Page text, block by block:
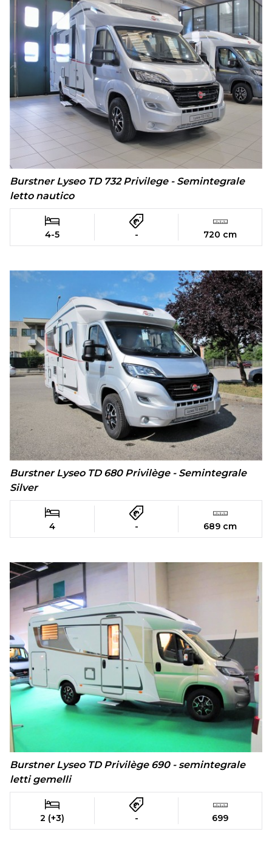
Burstner Lyseo TD 732 Privilege - Semintegrale
letto nautico
4-5 - 720 cm
Burstner Lyseo TD 680 Privilège - Semintegrale
Silver
4 - 689 cm
Burstner Lyseo TD Privilège 690 - semintegrale
letti gemelli
2 (+3) - 699